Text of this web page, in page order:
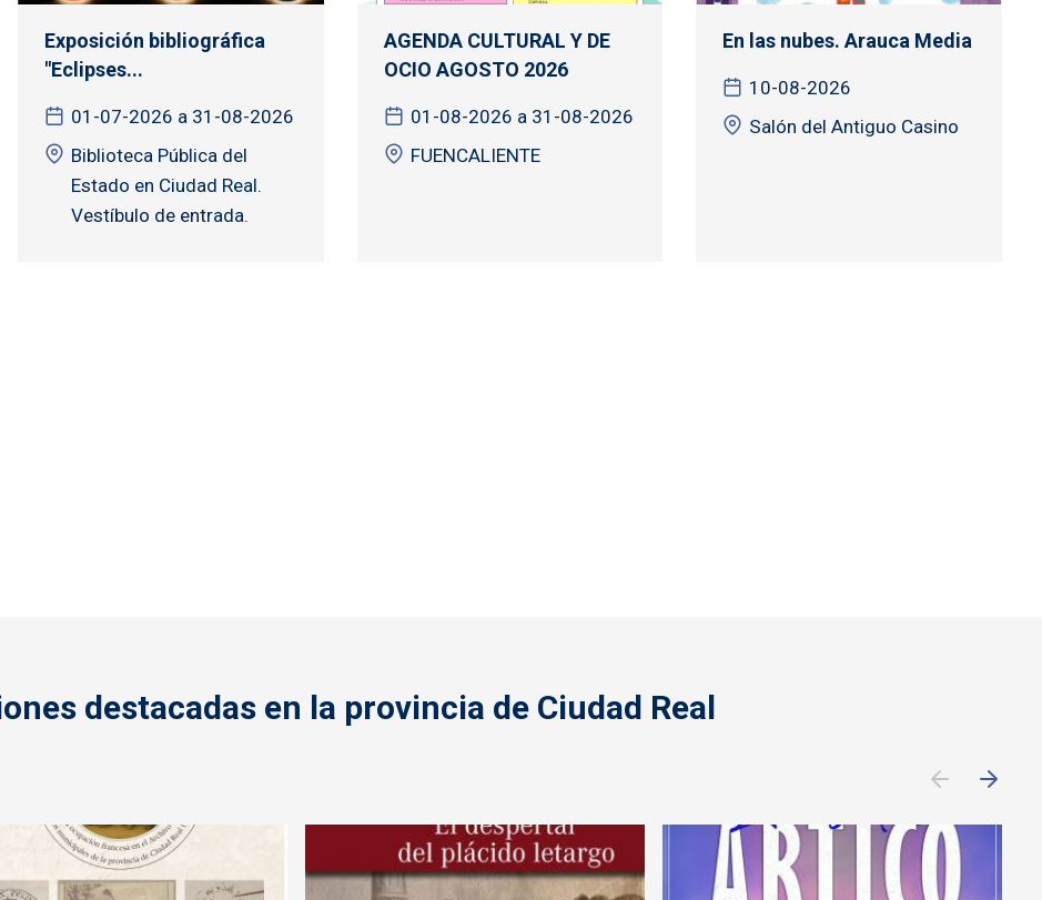
Exposición bibliográfica
"Eclipses...
01-07-2026 a 31-08-2026
Biblioteca Pública del
Estado en Ciudad Real.
Vestíbulo de entrada.
AGENDA CULTURAL Y DE
OCIO AGOSTO 2026
01-08-2026 a 31-08-2026
FUENCALIENTE
En las nubes. Arauca Media
10-08-2026
Salón del Antiguo Casino
destacadas en la provincia de Ciudad Real